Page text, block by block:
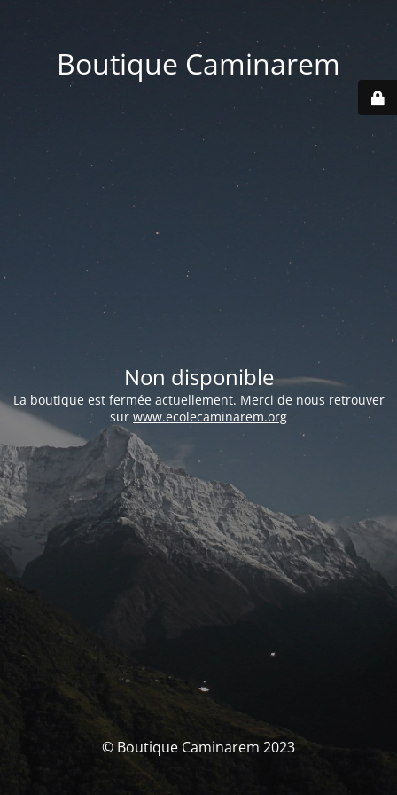
Boutique Caminarem
Non disponible
La boutique est fermée actuellement. Merci de nous retrouver
sur www.ecolecaminarem.org
© Boutique Caminarem 2023